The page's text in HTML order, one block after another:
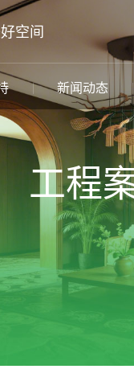
空间
新闻动态
工程